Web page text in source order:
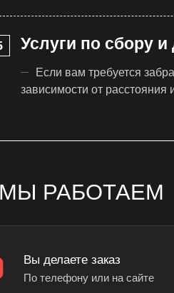
Услуги по сбору и
Если вам требуется
зависимости от расстояния
РАБОТАЕМ
Вы делаете заказ
По телефону или на сайте